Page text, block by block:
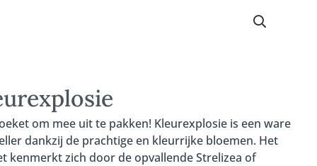
om mee uit te pakken! Kleurexplosie is een ware
dankzij de prachtige en kleurrijke bloemen. Het
kenmerkt zich door de opvallende Strelizea of